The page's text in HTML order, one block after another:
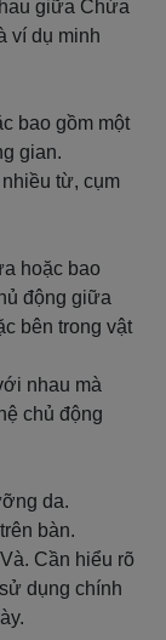
giữa Chứa
ví dụ minh
bao gồm một
gian.
từ, cụm
hoặc bao
động giữa
bên trong vật
nhau mà
chủ động
da.
bàn.
Cần hiểu rõ
dụng chính